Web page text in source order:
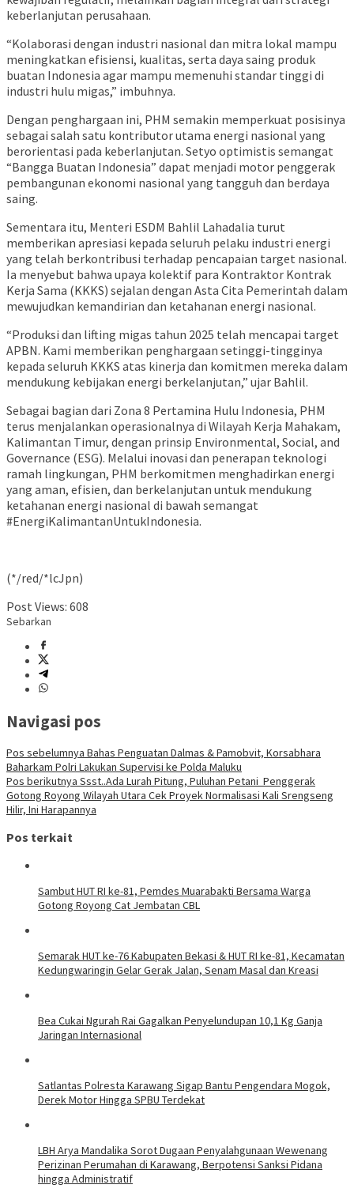
keberlanjutan perusahaan.
“Kolaborasi dengan industri nasional dan mitra lokal mampu
meningkatkan efisiensi, kualitas, serta daya saing produk
buatan Indonesia agar mampu memenuhi standar tinggi di
industri hulu migas,” imbuhnya.
Dengan penghargaan ini, PHM semakin memperkuat posisinya
sebagai salah satu kontributor utama energi nasional yang
berorientasi pada keberlanjutan. Setyo optimistis semangat
“Bangga Buatan Indonesia” dapat menjadi motor penggerak
pembangunan ekonomi nasional yang tangguh dan berdaya
saing.
Sementara itu, Menteri ESDM Bahlil Lahadalia turut
memberikan apresiasi kepada seluruh pelaku industri energi
yang telah berkontribusi terhadap pencapaian target nasional.
Ia menyebut bahwa upaya kolektif para Kontraktor Kontrak
Kerja Sama (KKKS) sejalan dengan Asta Cita Pemerintah dalam
mewujudkan kemandirian dan ketahanan energi nasional.
“Produksi dan lifting migas tahun 2025 telah mencapai target
APBN. Kami memberikan penghargaan setinggi-tingginya
kepada seluruh KKKS atas kinerja dan komitmen mereka dalam
mendukung kebijakan energi berkelanjutan,” ujar Bahlil.
Sebagai bagian dari Zona 8 Pertamina Hulu Indonesia, PHM
terus menjalankan operasionalnya di Wilayah Kerja Mahakam,
Kalimantan Timur, dengan prinsip Environmental, Social, and
Governance (ESG). Melalui inovasi dan penerapan teknologi
ramah lingkungan, PHM berkomitmen menghadirkan energi
yang aman, efisien, dan berkelanjutan untuk mendukung
ketahanan energi nasional di bawah semangat
#EnergiKalimantanUntukIndonesia.
(*/red/*lcJpn)
Post Views: 608
Sebarkan
Navigasi pos
Pos sebelumnya Bahas Penguatan Dalmas & Pamobvit, Korsabhara
Baharkam Polri Lakukan Supervisi ke Polda Maluku
Pos berikutnya Ssst..Ada Lurah Pitung, Puluhan Petani Penggerak
Gotong Royong Wilayah Utara Cek Proyek Normalisasi Kali Srengseng
Hilir, Ini Harapannya
Pos terkait
Sambut HUT RI ke-81, Pemdes Muarabakti Bersama Warga
Gotong Royong Cat Jembatan CBL
Semarak HUT ke-76 Kabupaten Bekasi & HUT RI ke-81, Kecamatan
Kedungwaringin Gelar Gerak Jalan, Senam Masal dan Kreasi
Bea Cukai Ngurah Rai Gagalkan Penyelundupan 10,1 Kg Ganja
Jaringan Internasional
Satlantas Polresta Karawang Sigap Bantu Pengendara Mogok,
Derek Motor Hingga SPBU Terdekat
LBH Arya Mandalika Sorot Dugaan Penyalahgunaan Wewenang
Perizinan Perumahan di Karawang, Berpotensi Sanksi Pidana
hingga Administratif